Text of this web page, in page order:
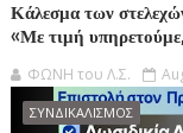
Κάλεσμα των
«Με τιμή
ΦΩΝΗ του Λ.Σ.
ΣΥΝΔΙΚΑΛΙΣΜΟΣ